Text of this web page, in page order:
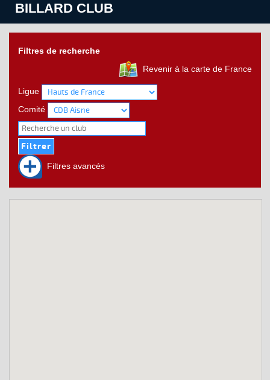
BILLARD CLUB
Filtres de recherche
Revenir à la carte de France
Ligue
Comité
Filtres avancés